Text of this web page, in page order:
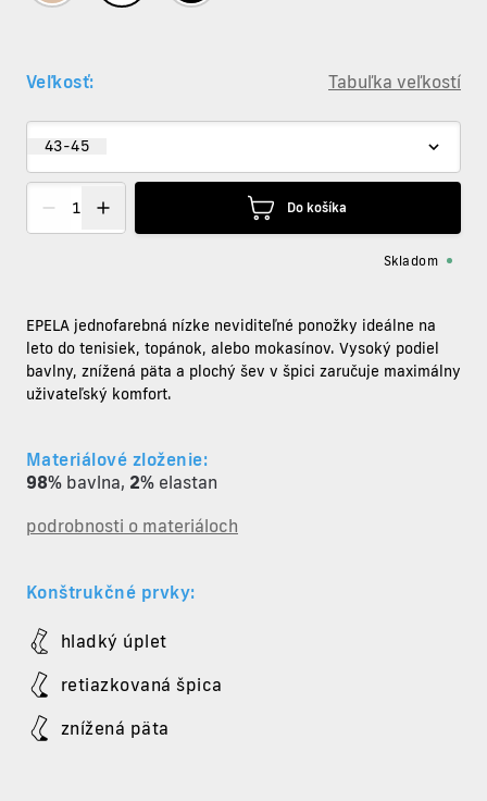
Veľkosť: Tabuľka veľkostí
43-45
Do košíka
Skladom
EPELA jednofarebná nízke neviditeľné ponožky ideálne na
leto do tenisiek, topánok, alebo mokasínov. Vysoký podiel
bavlny, znížená päta a plochý šev v špici zaručuje maximálny
uživateľský komfort.
Materiálové zloženie:
98% bavlna, 2% elastan
podrobnosti o materiáloch
Konštrukčné prvky:
hladký úplet
retiazkovaná špica
znížená päta